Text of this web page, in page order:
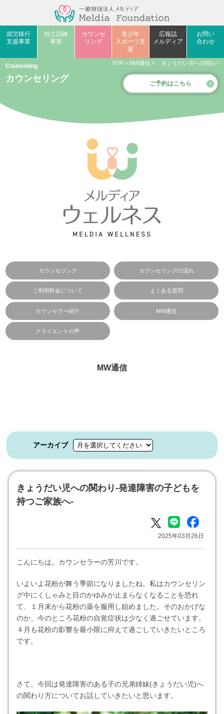
就労移行
支援事業
自立訓練
事業
カウンセ
リング
青少年
スポーツ支
援
広報誌
メルディア
お問い
合わせ
Counseling
カウンセリング
TOP > MW通信 > きょうだい児への関わ
ご予約はこちら
カウンセリング カウンセリングの流れ
ご利用料金について よくある質問
カウンセラー紹介 MW通信
クライエントの声
MW通信
アーカイブ
きょうだい児への関わり-発達障害の子どもを
持つご家族へ-
2025年03月26日
こんにちは。カウンセラーの芳川です。
いよいよ花粉が舞う季節になりましたね。私はカウンセリン
グ中にくしゃみと目のかゆみが止まらなくなることを恐れ
て、１月末から花粉の薬を服用し始めました。そのおかげな
のか、今のところ花粉の自覚症状は少なく過ごせています。
４月も花粉の影響を最小限に抑えて過ごしていきたいところ
です。
さて、今回は発達障害のある子の兄弟姉妹(きょうだい児)へ
の関わり方についてお話していきたいと思います。